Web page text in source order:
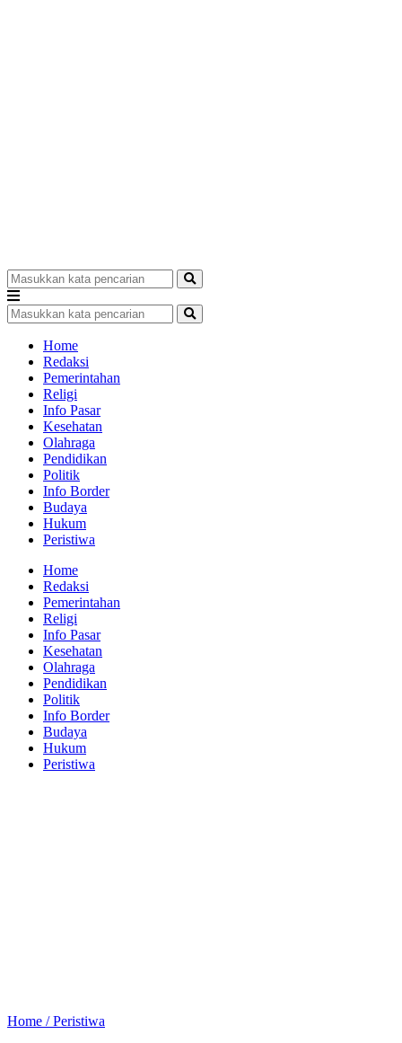
Home
Redaksi
Pemerintahan
Religi
Info Pasar
Kesehatan
Olahraga
Pendidikan
Politik
Info Border
Budaya
Hukum
Peristiwa
Home
Redaksi
Pemerintahan
Religi
Info Pasar
Kesehatan
Olahraga
Pendidikan
Politik
Info Border
Budaya
Hukum
Peristiwa
Home /Peristiwa